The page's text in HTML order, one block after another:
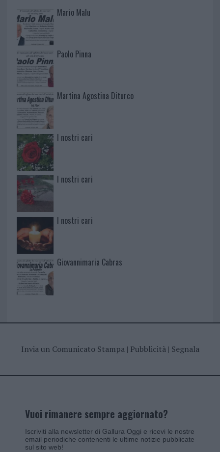
Mario Malu
Paolo Pinna
Martina Agostina Diturco
I nostri cari
I nostri cari
I nostri cari
Giovannimaria Cabras
Invia un Comunicato Stampa| Pubblicità| Segnala
Vuoi rimanere sempre aggiornato?
Iscriviti alla newsletter di Gallura Oggi e ricevi le nostre
email periodiche contenenti le ultime notizie pubblicate
sul sito web!